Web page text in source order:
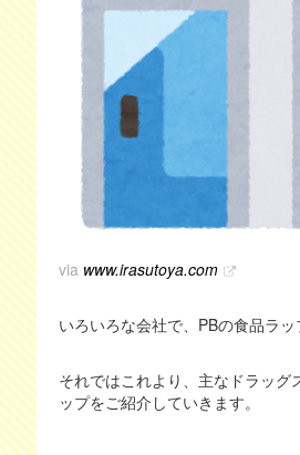
via www.irasutoya.com
いろいろな会社で、PBの食品ラッ
それではこれより、主なドラッ
ップをご紹介していきます。